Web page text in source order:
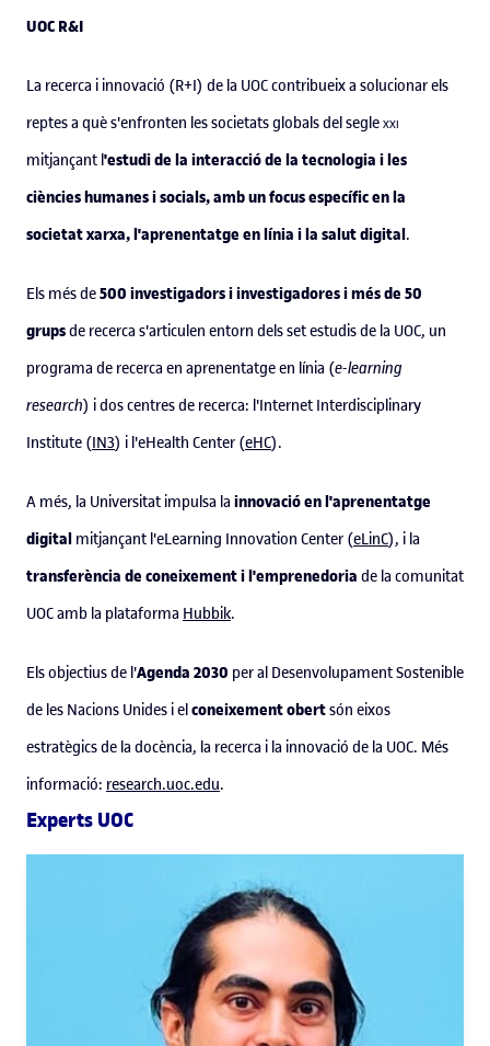
UOC R&I
La recerca i innovació (R+I) de la UOC contribueix a solucionar els
reptes a què s'enfronten les societats globals del seglexxi
mitjançant l'estudi de la interacció de la tecnologia i les
ciències humanes i socials, amb un focus específic en la
societat xarxa, l'aprenentatge en línia i la salut digital.
Els més de500 investigadors i investigadores i més de 50
grupsde recerca s'articulen entorn dels set estudis de la UOC, un
programa de recerca en aprenentatge en línia (e-learning
research) i dos centres de recerca: l'Internet Interdisciplinary
Institute (IN3) i l'eHealth Center (eHC).
A més, la Universitat impulsa la innovació en l'aprenentatge
digital mitjançant l'eLearning Innovation Center (eLinC), i la
transferència de coneixement i l'emprenedoria de la comunitat
UOC amb la plataforma Hubbik.
Els objectius de l'Agenda 2030 per al Desenvolupament Sostenible
de les Nacions Unides i elconeixement obertsón eixos
estratègics de la docència, la recerca i la innovació de la UOC. Més
informació: research.uoc.edu.
Experts UOC